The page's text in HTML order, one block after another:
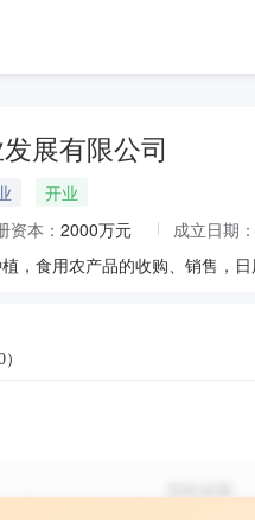
展有限公司
开业
资本： 2000万元 成立日期：
）